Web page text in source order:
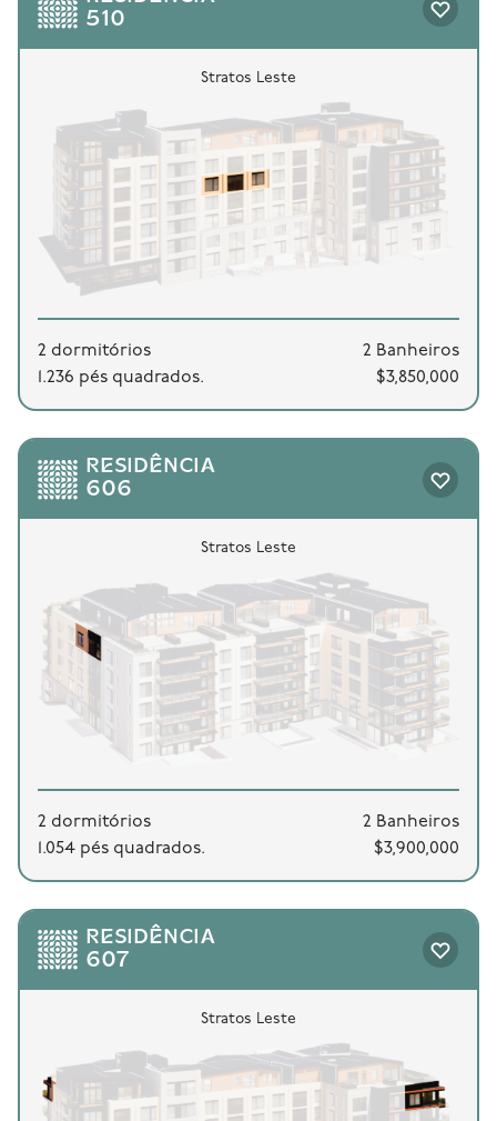
510
Stratos Leste
2 dormitórios
2 Banheiros
1.236 pés quadrados.
$3,850,000
RESIDÊNCIA
606
Stratos Leste
2 dormitórios
2 Banheiros
1.054 pés quadrados.
$3,900,000
RESIDÊNCIA
607
Stratos Leste